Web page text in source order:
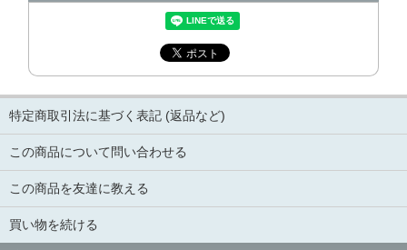
特定商取引法に基づく表記 (返品など)
この商品について問い合わせる
この商品を友達に教える
買い物を続ける